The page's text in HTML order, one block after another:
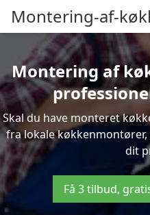
Montering-af-
Montering af
Skal du have monteret
fra lokale
dit
Få 3 tilbud,